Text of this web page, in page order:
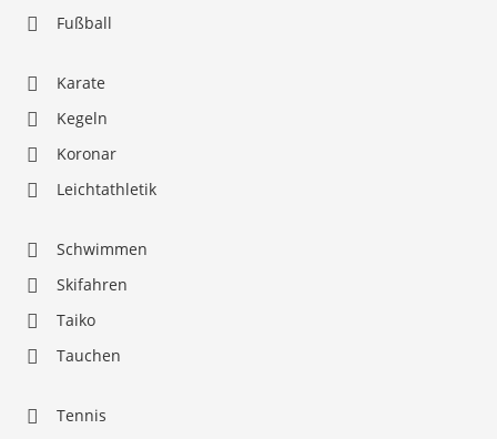
Fußball
Karate
Kegeln
Koronar
Leichtathletik
Schwimmen
Skifahren
Taiko
Tauchen
Tennis